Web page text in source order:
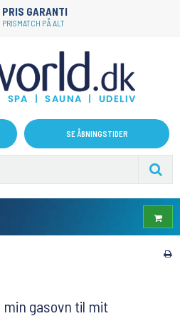
PRIS GARANTI
PRISMATCH PÅ ALT
SE ÅBNINGSTIDER
gasovn til mit